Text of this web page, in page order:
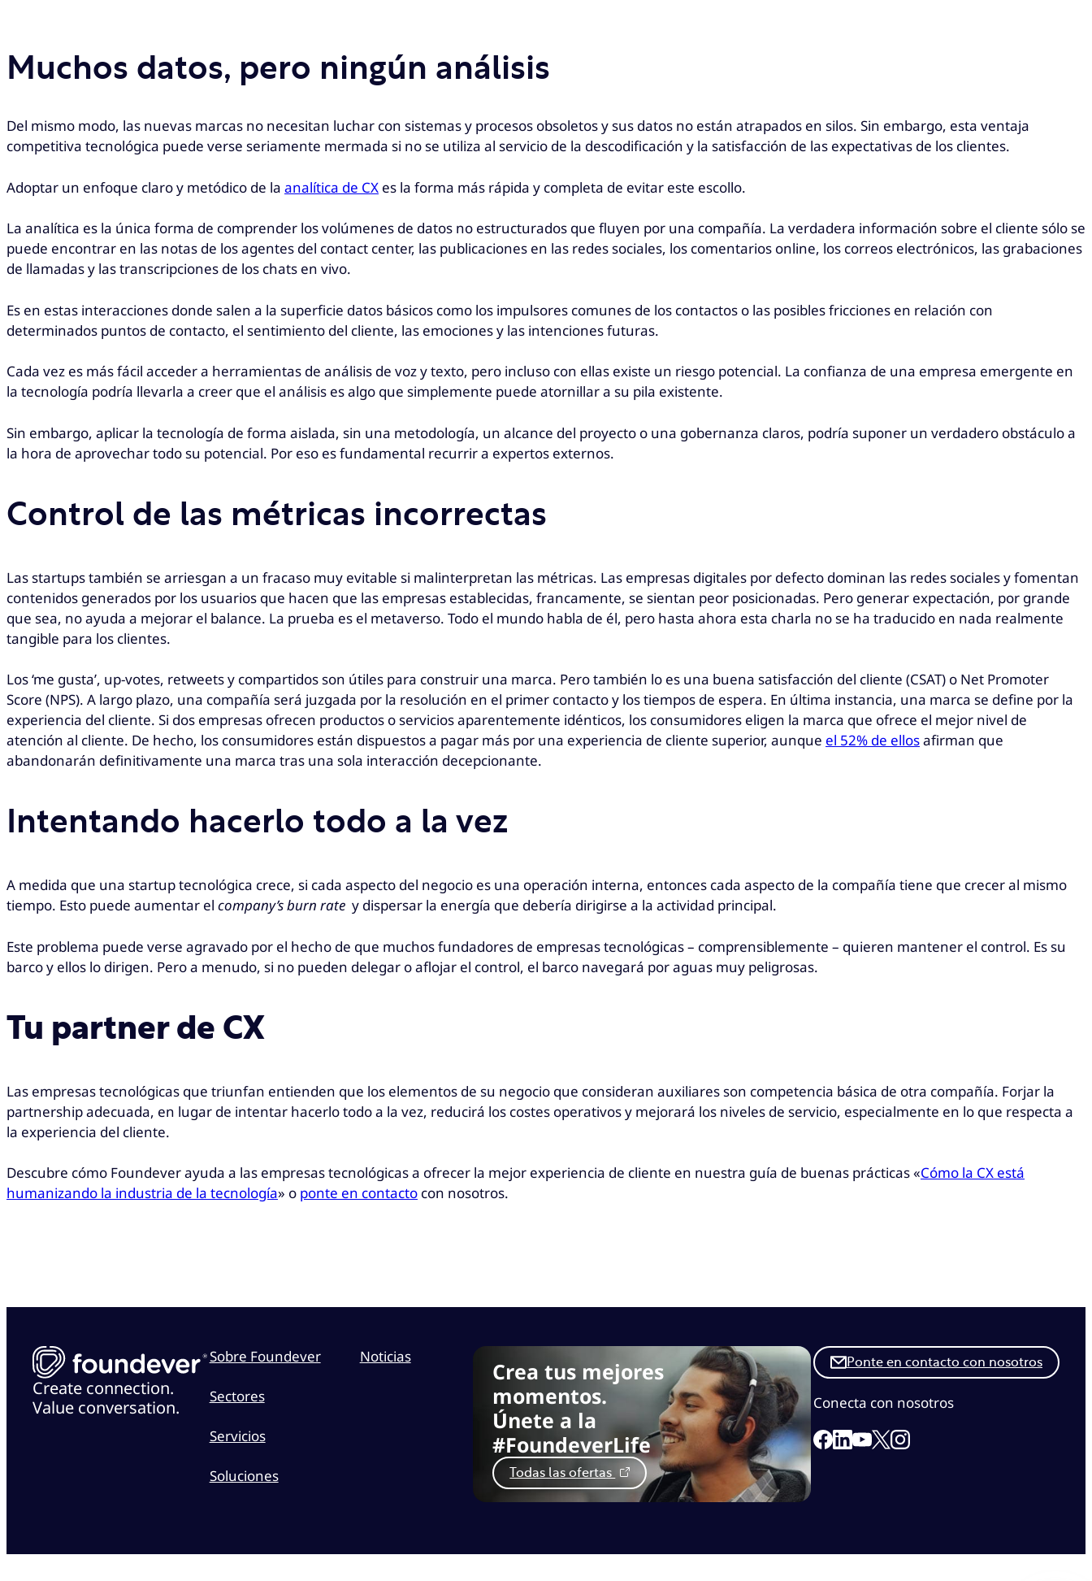
M uchos datos, pero ningún análisis
Del mismo modo, las nuevas marcas no necesitan luchar con sistemas y procesos obsoletos y sus datos no están atrapados en silos. Sin embargo, esta ventaja
competitiva tecnológica puede verse seriamente mermada si no se utiliza al servicio de la descodificación y la satisfacción de las expectativas de los clientes.
Adoptar un enfoque claro y metódico de la analítica de CX es la forma más rápida y completa de evitar este escollo.
La analítica es la única forma de comprender los volúmenes de datos no estructurados que fluyen por una compañía. La verdadera información sobre el cliente sólo se
puede encontrar en las notas de los agentes del contact center, las publicaciones en las redes sociales, los comentarios online, los correos electrónicos, las grabaciones
de llamadas y las transcripciones de los chats en vivo.
Es en estas interacciones donde salen a la superficie datos básicos como los impulsores comunes de los contactos o las posibles fricciones en relación con
determinados puntos de contacto, el sentimiento del cliente, las emociones y las intenciones futuras.
Cada vez es más fácil acceder a herramientas de análisis de voz y texto, pero incluso con ellas existe un riesgo potencial. La confianza de una empresa emergente en
la tecnología podría llevarla a creer que el análisis es algo que simplemente puede atornillar a su pila existente.
Sin embargo, aplicar la tecnología de forma aislada, sin una metodología, un alcance del proyecto o una gobernanza claros, podría suponer un verdadero obstáculo a
la hora de aprovechar todo su potencial. Por eso es fundamental recurrir a expertos externos.
Control de las métricas incorrectas
Las startups también se arriesgan a un fracaso muy evitable si malinterpretan las métricas. Las empresas digitales por defecto dominan las redes sociales y fomentan
contenidos generados por los usuarios que hacen que las empresas establecidas, francamente, se sientan peor posicionadas. Pero generar expectación, por grande
que sea, no ayuda a mejorar el balance. La prueba es el metaverso. Todo el mundo habla de él, pero hasta ahora esta charla no se ha traducido en nada realmente
tangible para los clientes.
Los ‘me gusta’, up-votes, retweets y compartidos son útiles para construir una marca. Pero también lo es una buena satisfacción del cliente (CSAT) o Net Promoter
Score (NPS). A largo plazo, una compañía será juzgada por la resolución en el primer contacto y los tiempos de espera. En última instancia, una marca se define por la
experiencia del cliente. Si dos empresas ofrecen productos o servicios aparentemente idénticos, los consumidores eligen la marca que ofrece el mejor nivel de
atención al cliente. De hecho, los consumidores están dispuestos a pagar más por una experiencia de cliente superior, aunque el 52% de ellosafirman que
abandonarán definitivamente una marca tras una sola interacción decepcionante.
Intentando hacerlo todo a la vez
A medida que una startup tecnológica crece, si cada aspecto del negocio es una operación interna, entonces cada aspecto de la compañía tiene que crecer al mismo
tiempo. Esto puede aumentar el company’s burn rate y dispersar la energía que debería dirigirse a la actividad principal.
Este problema puede verse agravado por el hecho de que muchos fundadores de empresas tecnológicas – comprensiblemente – quieren mantener el control. Es su
barco y ellos lo dirigen. Pero a menudo, si no pueden delegar o aflojar el control, el barco navegará por aguas muy peligrosas.
Tu partner de CX
Las empresas tecnológicas que triunfan entienden que los elementos de su negocio que consideran auxiliares son competencia básica de otra compañía. Forjar la
partnership adecuada, en lugar de intentar hacerlo todo a la vez, reducirá los costes operativos y mejorará los niveles de servicio, especialmente en lo que respecta a
la experiencia del cliente.
Descubre cómo Foundever ayuda a las empresas tecnológicas a ofrecer la mejor experiencia de cliente en nuestra guía de buenas prácticas «Cómo la CX está
humanizando la industria de la tecnología» o ponte en contacto con nosotros.
Create connection.
Value conversation.
Sobre Foundever
Sectores
Servicios
Soluciones
Noticias
Crea tus mejores
momentos.
Únete a la
#FoundeverLife
Todas las ofertas
Ponte en contacto con nosotros
Conecta con nosotros
Link to our Facebook page
Link to our Linkedin page
Link to our Youtube page
Link to our X page
Link to our Instagram page